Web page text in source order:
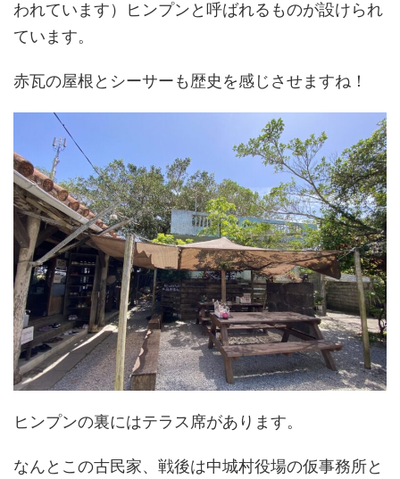
われています）ヒンプンと呼ばれるものが設けられ
ています。
赤瓦の屋根とシーサーも歴史を感じさせますね！
ヒンプンの裏にはテラス席があります。
なんとこの古民家、戦後は中城村役場の仮事務所と